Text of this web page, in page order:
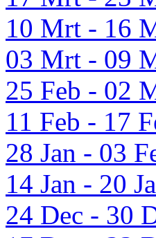
10 Mrt - 16
03 Mrt - 09
25 Feb - 02
11 Feb - 17
28 Jan - 03
14 Jan - 20
24 Dec - 30